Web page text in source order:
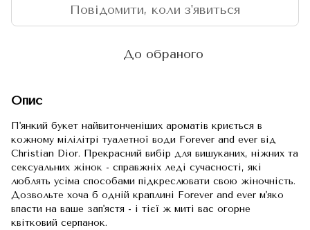
Повідомити, коли з'явиться
До обраного
Опис
П'янкий букет найвитонченіших ароматів криється в
кожному мілілітрі туалетної води Forever and ever від
Christian Dior. Прекрасний вибір для вишуканих, ніжних та
сексуальних жінок - справжніх леді сучасності, які
люблять усіма способами підкреслювати свою жіночність.
Дозвольте хоча б одній краплині Forever and ever м'яко
впасти на ваше зап'ястя - і тієї ж миті вас огорне
квітковий серпанок.